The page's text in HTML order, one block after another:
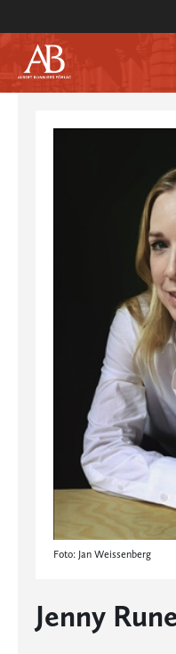
Foto: Jan Weissenberg
Jenny